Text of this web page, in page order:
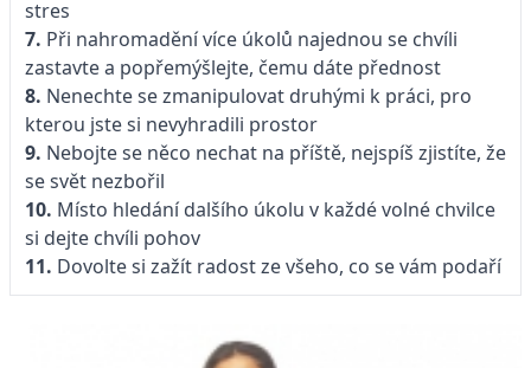
stres
7. Při nahromadění více úkolů najednou se chvíli
zastavte a popřemýšlejte, čemu dáte přednost
8. Nenechte se zmanipulovat druhými k práci, pro
kterou jste si nevyhradili prostor
9. Nebojte se něco nechat na příště, nejspíš zjistíte, že
se svět nezbořil
10. Místo hledání dalšího úkolu v každé volné chvilce
si dejte chvíli pohov
11. Dovolte si zažít radost ze všeho, co se vám podaří